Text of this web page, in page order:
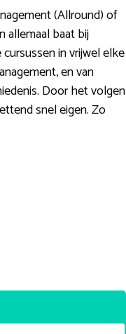
(Allround) of
allemaal baat bij
in vrijwel elke
en van
Door het volgen
snel eigen. Zo